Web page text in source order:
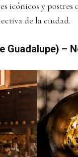
icónicos y postres
de la ciudad.
Guadalupe) –